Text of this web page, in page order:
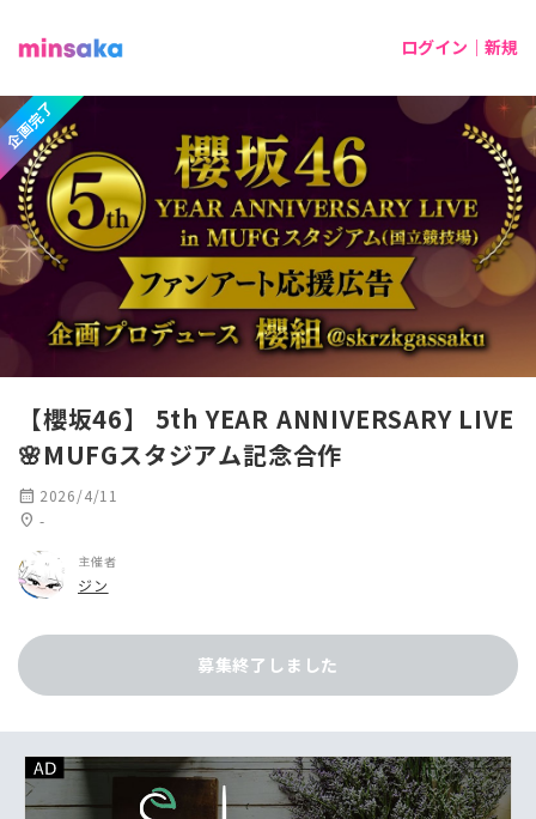
ログイン｜新規
企画完了
【櫻坂46】 5th YEAR ANNIVERSARY LIVE
🌸MUFGスタジアム記念合作
calendar_month 2026/4/11
location_on -
主催者
ジン
募集終了しました